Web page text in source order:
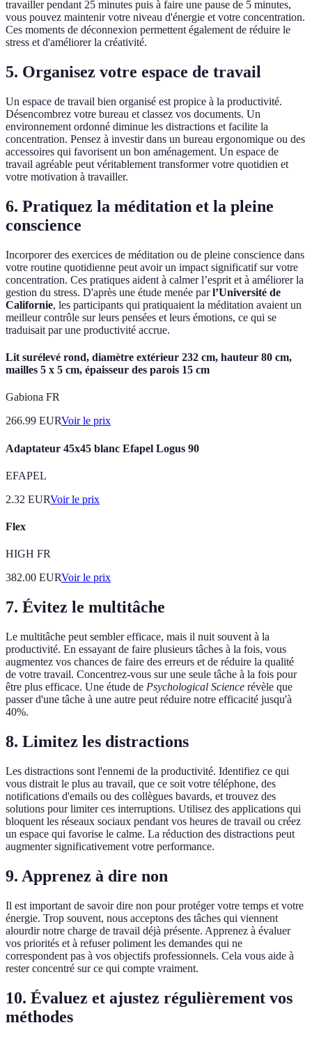
travailler pendant 25 minutes puis à faire une pause de 5 minutes,
vous pouvez maintenir votre niveau d'énergie et votre concentration.
Ces moments de déconnexion permettent également de réduire le
stress et d'améliorer la créativité.
5. Organisez votre espace de travail
Un espace de travail bien organisé est propice à la productivité.
Désencombrez votre bureau et classez vos documents. Un
environnement ordonné diminue les distractions et facilite la
concentration. Pensez à investir dans un bureau ergonomique ou des
accessoires qui favorisent un bon aménagement. Un espace de
travail agréable peut véritablement transformer votre quotidien et
votre motivation à travailler.
6. Pratiquez la méditation et la pleine
conscience
Incorporer des exercices de méditation ou de pleine conscience dans
votre routine quotidienne peut avoir un impact significatif sur votre
concentration. Ces pratiques aident à calmer l’esprit et à améliorer la
gestion du stress. D'après une étude menée parl’Université de
Californie, les participants qui pratiquaient la méditation avaient un
meilleur contrôle sur leurs pensées et leurs émotions, ce qui se
traduisait par une productivité accrue.
Lit surélevé rond, diamètre extérieur 232 cm, hauteur 80 cm,
mailles 5 x 5 cm, épaisseur des parois 15 cm
Gabiona FR
266.99 EURVoir le prix
Adaptateur 45x45 blanc Efapel Logus 90
EFAPEL
2.32 EURVoir le prix
Flex
HIGH FR
382.00 EURVoir le prix
7. Évitez le multitâche
Le multitâche peut sembler efficace, mais il nuit souvent à la
productivité. En essayant de faire plusieurs tâches à la fois, vous
augmentez vos chances de faire des erreurs et de réduire la qualité
de votre travail. Concentrez-vous sur une seule tâche à la fois pour
être plus efficace. Une étude de Psychological Science révèle que
passer d'une tâche à une autre peut réduire notre efficacité jusqu'à
40%.
8. Limitez les distractions
Les distractions sont l'ennemi de la productivité. Identifiez ce qui
vous distrait le plus au travail, que ce soit votre téléphone, des
notifications d'emails ou des collègues bavards, et trouvez des
solutions pour limiter ces interruptions. Utilisez des applications qui
bloquent les réseaux sociaux pendant vos heures de travail ou créez
un espace qui favorise le calme. La réduction des distractions peut
augmenter significativement votre performance.
9. Apprenez à dire non
Il est important de savoir dire non pour protéger votre temps et votre
énergie. Trop souvent, nous acceptons des tâches qui viennent
alourdir notre charge de travail déjà présente. Apprenez à évaluer
vos priorités et à refuser poliment les demandes qui ne
correspondent pas à vos objectifs professionnels. Cela vous aide à
rester concentré sur ce qui compte vraiment.
10. Évaluez et ajustez régulièrement vos
méthodes